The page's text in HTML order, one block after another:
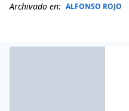
Archivado en: ALFONSO ROJO